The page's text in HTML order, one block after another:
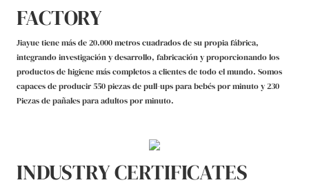
FACTORY
Jiayue tiene más de 20.000 metros cuadrados de su propia fábrica,
integrando investigación y desarrollo, fabricación y proporcionando los
productos de higiene más completos a clientes de todo el mundo. Somos
capaces de producir 550 piezas de pull-ups para bebés por minuto y 230
Piezas de pañales para adultos por minuto.
INDUSTRY CERTIFICATES